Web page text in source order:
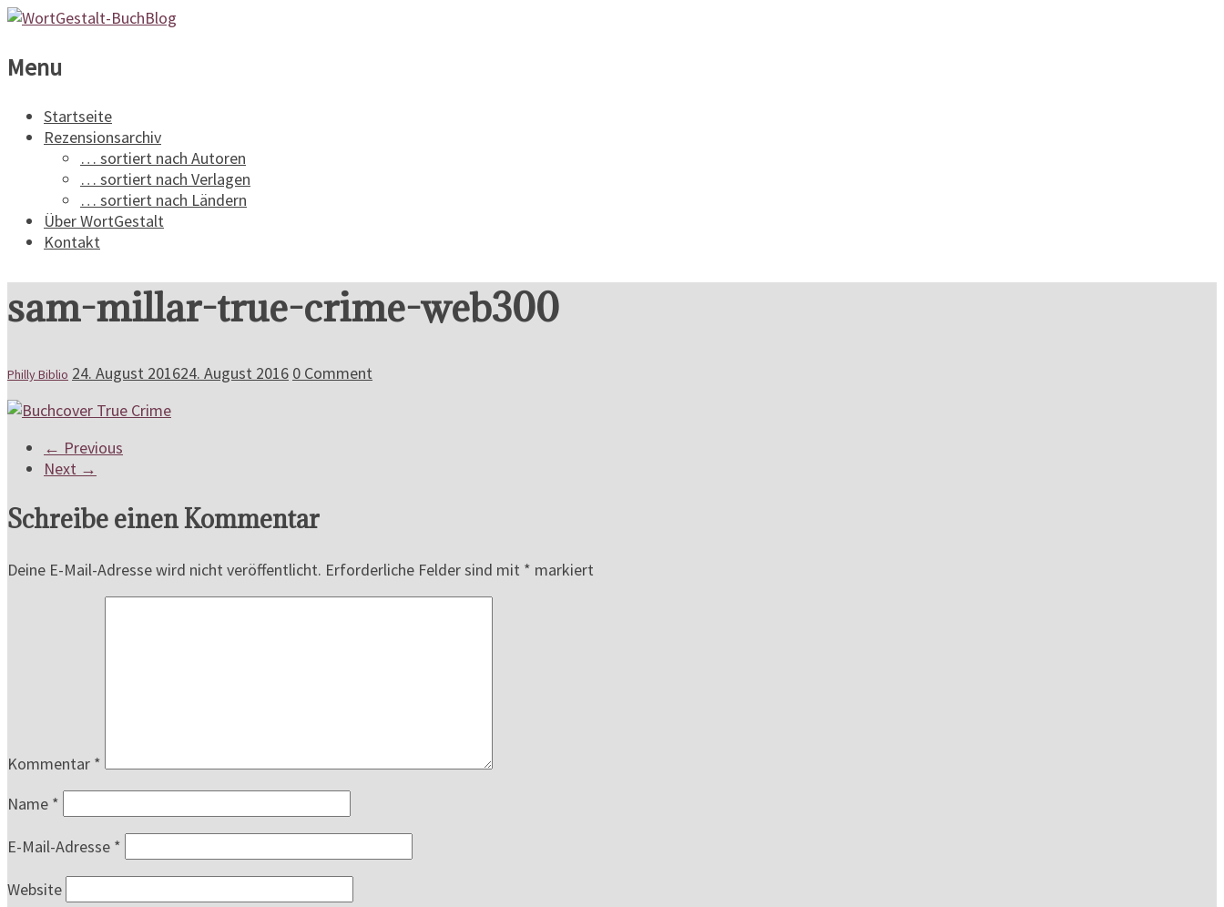
WortGestalt-
Buchblog
Spannungsliteratur
Menu
Startseite
Rezensionsarchiv
… sortiert nach Autoren
… sortiert nach Verlagen
… sortiert nach Ländern
Über WortGestalt
Kontakt
sam-millar-true-crime-web300
Philly Biblio 24. August 201624. August 2016 0 Comment
← Previous
Next →
Schreibe einen Kommentar
Deine E-Mail-Adresse wird nicht veröffentlicht. Erforderliche Felder sind mit * markiert
Kommentar *
Name *
E-Mail-Adresse *
Website